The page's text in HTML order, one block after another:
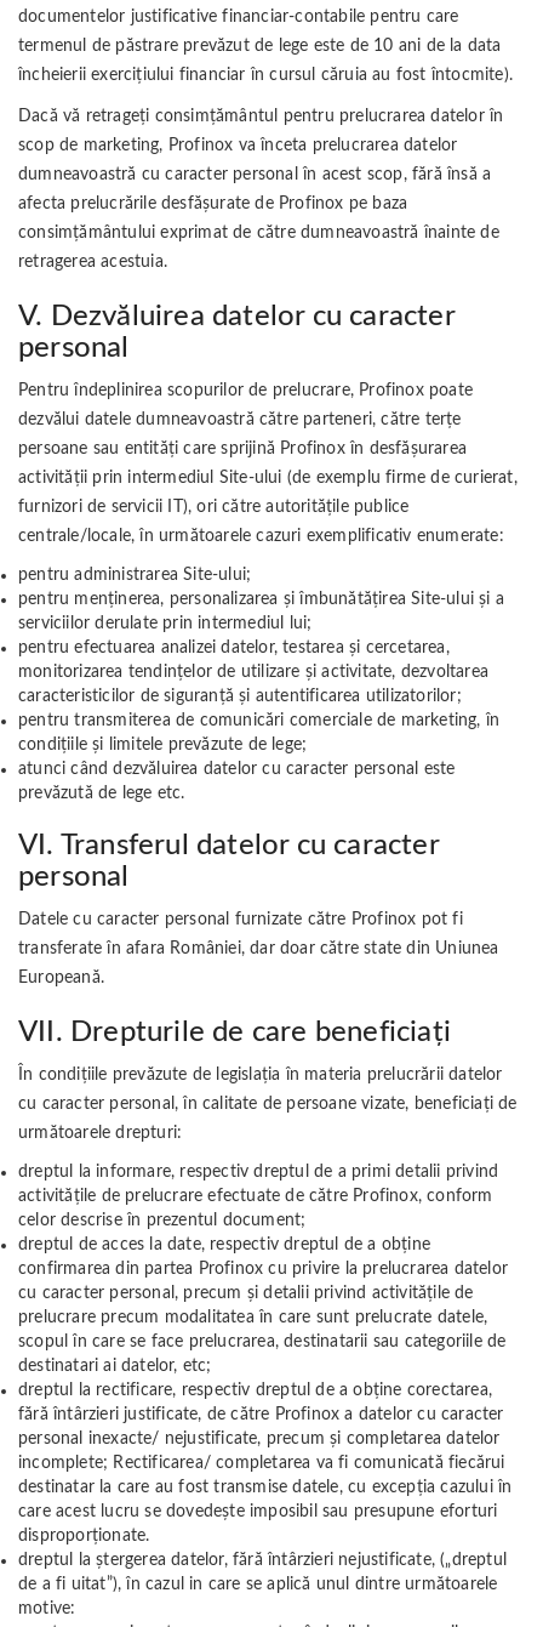
documentelor justificative financiar-contabile pentru care
termenul de păstrare prevăzut de lege este de 10 ani de la data
încheierii exerciţiului financiar în cursul căruia au fost întocmite).
Dacă vă retrageți consimțământul pentru prelucrarea datelor în
scop de marketing, Profinox va înceta prelucrarea datelor
dumneavoastră cu caracter personal în acest scop, fără însă a
afecta prelucrările desfășurate de Profinox pe baza
consimțământului exprimat de către dumneavoastră înainte de
retragerea acestuia.
V. Dezvăluirea datelor cu caracter
personal
Pentru îndeplinirea scopurilor de prelucrare, Profinox poate
dezvălui datele dumneavoastră către parteneri, către terțe
persoane sau entități care sprijină Profinox în desfășurarea
activității prin intermediul Site-ului (de exemplu firme de curierat,
furnizori de servicii IT), ori către autoritățile publice
centrale/locale, în următoarele cazuri exemplificativ enumerate:
pentru administrarea Site-ului;
pentru menținerea, personalizarea și îmbunătățirea Site-ului și a
serviciilor derulate prin intermediul lui;
pentru efectuarea analizei datelor, testarea și cercetarea,
monitorizarea tendințelor de utilizare și activitate, dezvoltarea
caracteristicilor de siguranță și autentificarea utilizatorilor;
pentru transmiterea de comunicări comerciale de marketing, în
condițiile și limitele prevăzute de lege;
atunci când dezvăluirea datelor cu caracter personal este
prevăzută de lege etc.
VI. Transferul datelor cu caracter
personal
Datele cu caracter personal furnizate către Profinox pot fi
transferate în afara României, dar doar către state din Uniunea
Europeană.
VII. Drepturile de care beneficiați
În condițiile prevăzute de legislația în materia prelucrării datelor
cu caracter personal, în calitate de persoane vizate, beneficiați de
următoarele drepturi:
dreptul la informare, respectiv dreptul de a primi detalii privind
activitățile de prelucrare efectuate de către Profinox, conform
celor descrise în prezentul document;
dreptul de acces la date, respectiv dreptul de a obține
confirmarea din partea Profinox cu privire la prelucrarea datelor
cu caracter personal, precum și detalii privind activitățile de
prelucrare precum modalitatea în care sunt prelucrate datele,
scopul în care se face prelucrarea, destinatarii sau categoriile de
destinatari ai datelor, etc;
dreptul la rectificare, respectiv dreptul de a obține corectarea,
fără întârzieri justificate, de către Profinox a datelor cu caracter
personal inexacte/ nejustificate, precum și completarea datelor
incomplete; Rectificarea/ completarea va fi comunicată fiecărui
destinatar la care au fost transmise datele, cu excepția cazului în
care acest lucru se dovedește imposibil sau presupune eforturi
disproporționate.
dreptul la ștergerea datelor, fără întârzieri nejustificate, („dreptul
de a fi uitat”), în cazul in care se aplică unul dintre următoarele
motive: